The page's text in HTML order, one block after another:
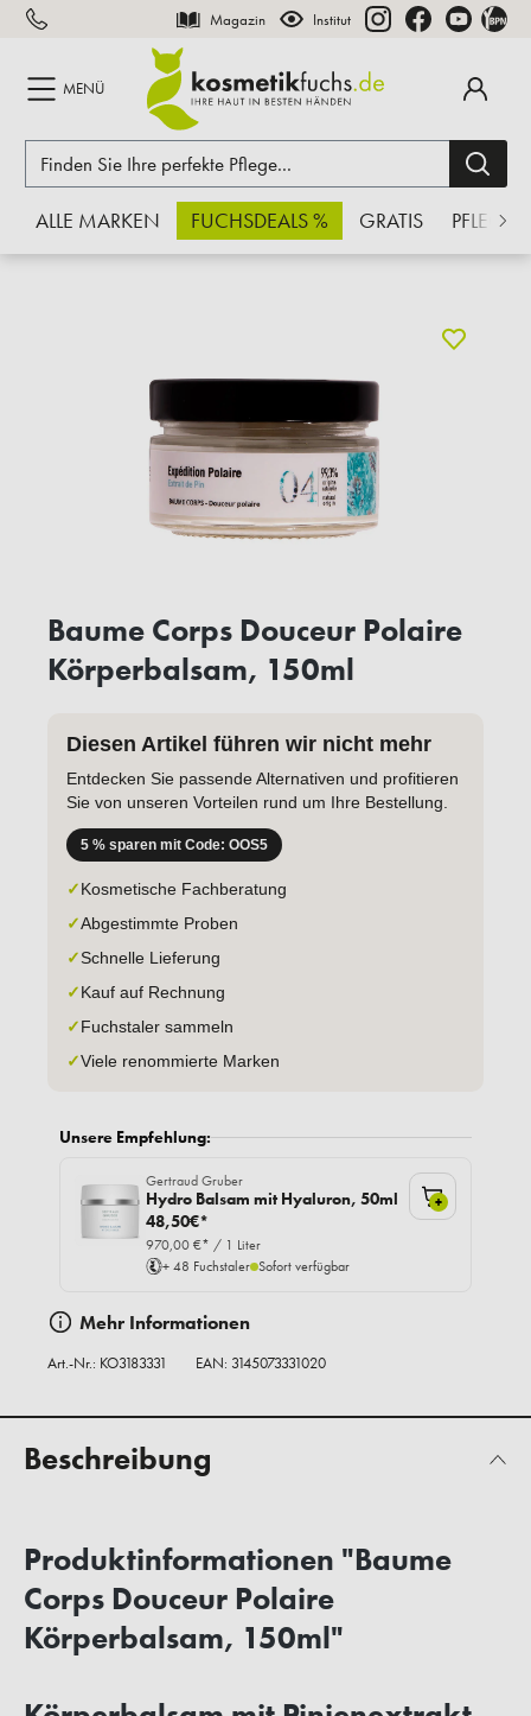
springen Magazin Institut
MENÜ
ALLE MARKEN FUCHSDEALS % GRATIS PFLEGE
Baume Corps Douceur Polaire
Körperbalsam, 150ml
Diesen Artikel führen wir nicht mehr
Entdecken Sie passende Alternativen und profitieren
Sie von unseren Vorteilen rund um Ihre Bestellung.
5 % sparen mit Code: OOS5
✓Kosmetische Fachberatung
✓Abgestimmte Proben
✓Schnelle Lieferung
✓Kauf auf Rechnung
✓Fuchstaler sammeln
✓Viele renommierte Marken
Unsere Empfehlung:
Gertraud Gruber
Hydro Balsam mit Hyaluron, 50ml
48,50€*
970,00 €* / 1 Liter
+ 48 Fuchstaler Sofort verfügbar
+
Mehr Informationen
Art.-Nr.: KO3183331 EAN: 3145073331020
Beschreibung
Produktinformationen "Baume
Corps Douceur Polaire
Körperbalsam, 150ml"